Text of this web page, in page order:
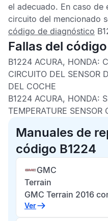
el adecuado. En caso de
circuito del mencionado
código de diagnóstico
Fallas del
B1224 ACURA, HONDA:
CIRCUITO DEL SENSOR
DEL COCHE
B1224 ACURA, HONDA:
TEMPERATURE SENSOR
Manuales de
código B1224
GMC
Terrain
GMC Terrain 2016
Ver